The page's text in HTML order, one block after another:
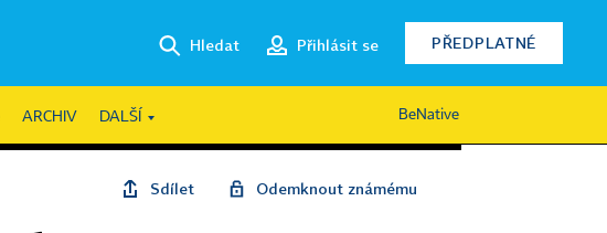
Hledat Přihlásit se PŘEDPLATNÉ
ARCHIV DALŠÍ BeNative
Sdílet Odemknout známému